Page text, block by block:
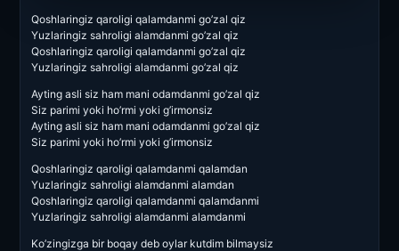
Qoshlaringiz qaroligi qalamdanmi go’zal qiz
Yuzlaringiz sahroligi alamdanmi go’zal qiz
Qoshlaringiz qaroligi qalamdanmi go’zal qiz
Yuzlaringiz sahroligi alamdanmi go’zal qiz
Ayting asli siz ham mani odamdanmi go’zal qiz
Siz parimi yoki ho’rmi yoki g’irmonsiz
Ayting asli siz ham mani odamdanmi go’zal qiz
Siz parimi yoki ho’rmi yoki g’irmonsiz
Qoshlaringiz qaroligi qalamdanmi qalamdan
Yuzlaringiz sahroligi alamdanmi alamdan
Qoshlaringiz qaroligi qalamdanmi qalamdanmi
Yuzlaringiz sahroligi alamdanmi alamdanmi
Ko’zingizga bir boqay deb oylar kutdim bilmaysiz